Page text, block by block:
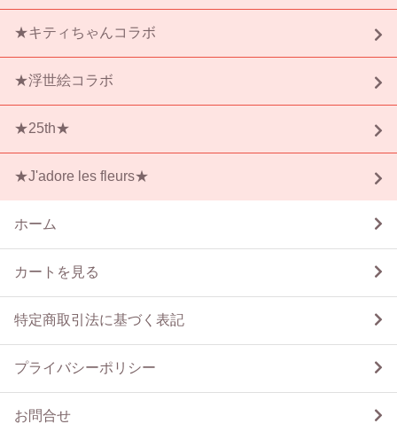
★キティちゃんコラボ
★浮世絵コラボ
★25th★
★J'adore les fleurs★
ホーム
カートを見る
特定商取引法に基づく表記
プライバシーポリシー
お問合せ